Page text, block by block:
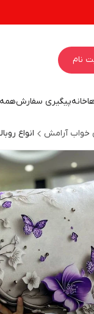
نام
خانهپیگیری سفارش
خواب آرامش انواع